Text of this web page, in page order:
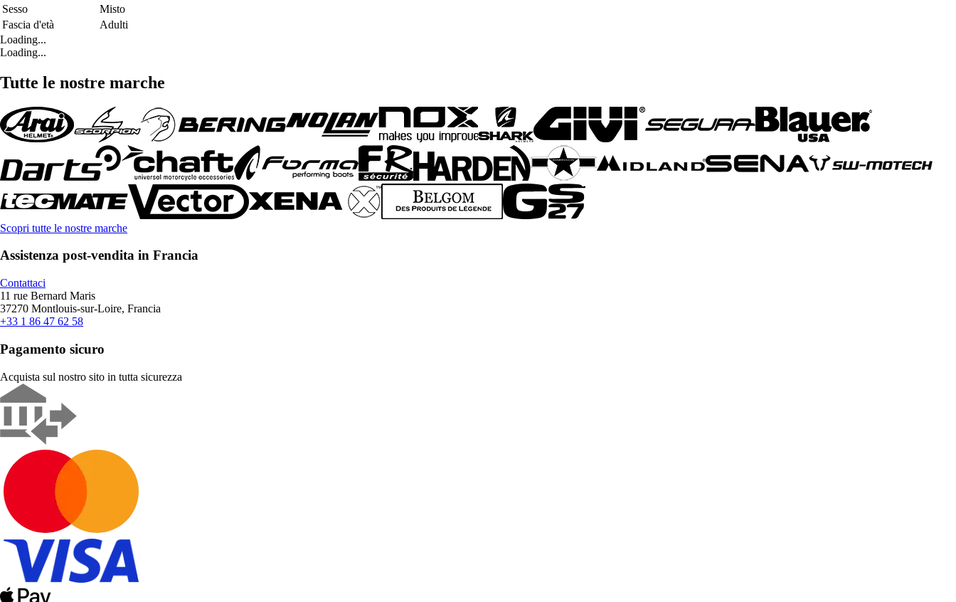
Sesso
Misto
Fascia d'età
Adulti
Loading...
Loading...
Tutte le nostre marche
Scopri tutte le nostre marche
Assistenza post-vendita in Francia
Contattaci
11 rue Bernard Maris
37270 Montlouis-sur-Loire, Francia
+33 1 86 47 62 58
Pagamento sicuro
Acquista sul nostro sito in tutta sicurezza